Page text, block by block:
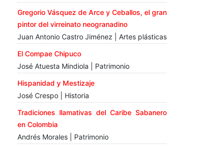
Gregorio Vásquez de Arce y Ceballos, el gran
pintor del virreinato neogranadino
Juan Antonio Castro Jiménez | Artes plásticas
El Compae Chipuco
José Atuesta Mindiola | Patrimonio
Hispanidad y Mestizaje
José Crespo | Historia
Tradiciones llamativas del Caribe Sabanero
en Colombia
Andrés Morales | Patrimonio